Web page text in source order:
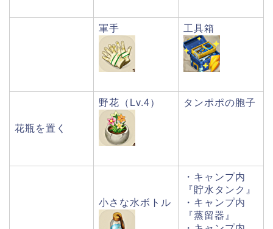
軍手 工具箱
花瓶を置く
野花（Lv.4） タンポポの胞子
小さな水ボトル
・キャンプ内
『貯水タンク』
・キャンプ内
『蒸留器』